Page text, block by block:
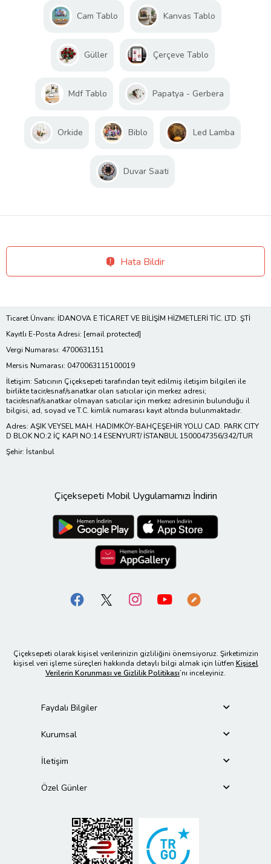
Cam Tablo Kanvas Tablo
Güller Çerçeve Tablo
Mdf Tablo Papatya - Gerbera
Orkide Biblo Led Lamba
Duvar Saati
Hata Bildir
Ticaret Ünvanı: İDANOVA E TİCARET VE BİLİŞİM HİZMETLERİ TİC. LTD. ŞTİ
Kayıtlı E-Posta Adresi: [email protected]
Vergi Numarası: 4700631151
Mersis Numarası: 0470063115100019
İletişim: Satıcının Çiçeksepeti tarafından teyit edilmiş iletişim bilgileri ile
birlikte tacir/esnaf/sanatkar olan satıcılar için merkez adresi;
tacir/esnaf/sanatkar olmayan satıcılar için merkez adresinin bulunduğu il
bilgisi, ad, soyad ve T.C. kimlik numarası kayıt altında bulunmaktadır.
Adres: AŞIK VEYSEL MAH. HADIMKÖY-BAHÇEŞEHİR YOLU CAD. PARK CITY
D BLOK NO:2 İÇ KAPI NO:14 ESENYURT/ İSTANBUL 1500047356/342/TUR
Şehir: İstanbul
Çiçeksepeti Mobil Uygulamamızı İndirin
Çiçeksepeti olarak kişisel verilerinizin gizliliğini önemsiyoruz. Şirketimizin
kişisel veri işleme süreçleri hakkında detaylı bilgi almak için lütfen Kişisel
Verilerin Korunması ve Gizlilik Politikası’nı inceleyiniz.
Faydalı Bilgiler
Kurumsal
İletişim
Özel Günler